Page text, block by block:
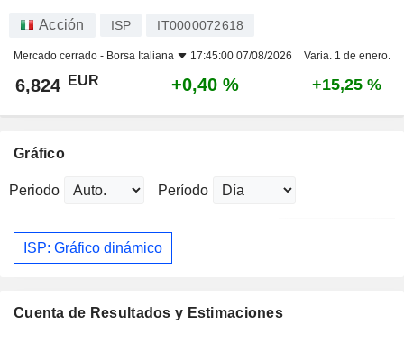
Acción ISP IT0000072618
Mercado cerrado - Borsa Italiana 17:45:00 07/08/2026 Varia. 1 de enero.
6,824 EUR +0,40 % +15,25 %
Gráfico
Periodo Período
ISP: Gráfico dinámico
Cuenta de Resultados y Estimaciones